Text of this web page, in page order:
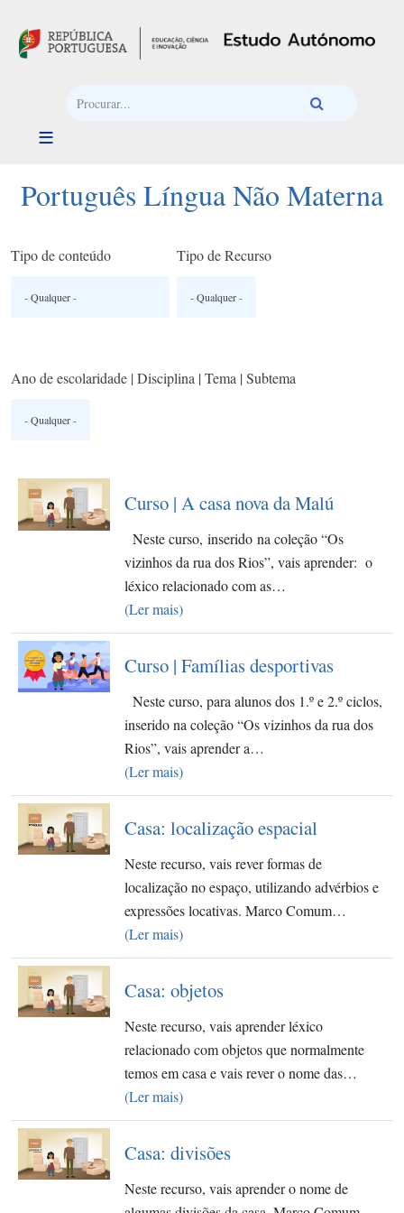
Português Língua Não Materna
Tipo de conteúdo Tipo de Recurso
Ano de escolaridade | Disciplina | Tema | Subtema
Curso | A casa nova da Malú
Neste curso, inserido na coleção “Os
vizinhos da rua dos Rios”, vais aprender: o
léxico relacionado com as…
(Ler mais)
Curso | Famílias desportivas
Neste curso, para alunos dos 1.º e 2.º ciclos,
inserido na coleção “Os vizinhos da rua dos
Rios”, vais aprender a…
(Ler mais)
Casa: localização espacial
Neste recurso, vais rever formas de
localização no espaço, utilizando advérbios e
expressões locativas. Marco Comum…
(Ler mais)
Casa: objetos
Neste recurso, vais aprender léxico
relacionado com objetos que normalmente
temos em casa e vais rever o nome das…
(Ler mais)
Casa: divisões
Neste recurso, vais aprender o nome de